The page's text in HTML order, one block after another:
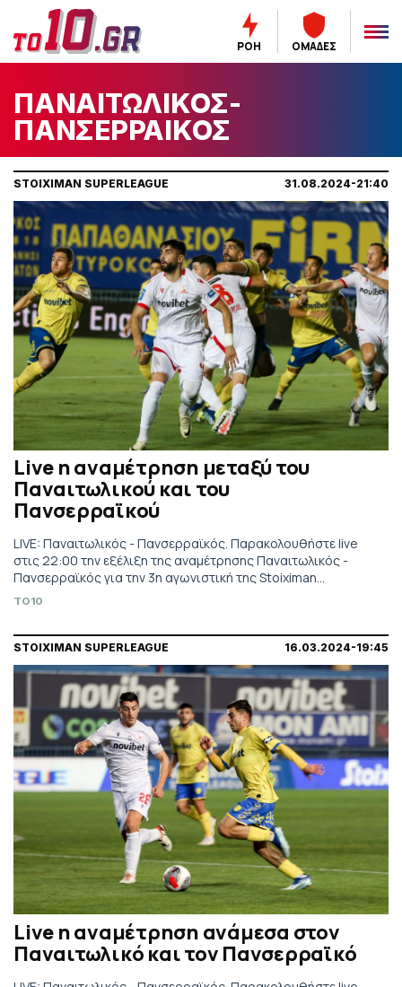
ΡΟΗ ΟΜΑΔΕΣ
ΠΑΝΑΙΤΩΛΙΚΟΣ-
ΠΑΝΣΕΡΡΑΙΚΟΣ
STOIXIMAN SUPERLEAGUE 31.08.2024-21:40
Live η αναμέτρηση μεταξύ του
Παναιτωλικού και του
Πανσερραϊκού
LIVE: Παναιτωλικός - Πανσερραϊκός. Παρακολουθήστε live
στις 22:00 την εξέλιξη της αναμέτρησης Παναιτωλικός -
Πανσερραϊκός για την 3η αγωνιστική της Stoiximan
Superleague. Τηλεοπτικά από COSMOTE SPORT 2 HD.
TO10
STOIXIMAN SUPERLEAGUE 16.03.2024-19:45
Live η αναμέτρηση ανάμεσα στον
Παναιτωλικό και τον Πανσερραϊκό